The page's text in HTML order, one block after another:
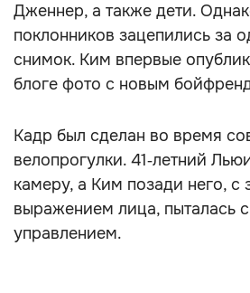
Дженнер, а также дети.
поклонников зацепились за
снимок. Ким впервые
блоге фото с новым
Кадр был сделан во время
велопрогулки. 41‑летний
камеру, а Ким позади него, с
выражением лица, пыталась
управлением.